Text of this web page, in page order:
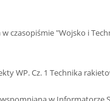
czasopiśmie "Wojsko i
WP. Cz. 1 Technika